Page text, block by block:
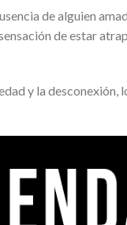
de alguien
de estar
y la desconexión,